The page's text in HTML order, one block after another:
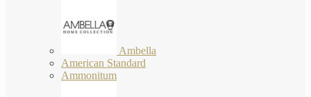
Ambella
American Standard
Ammonitum